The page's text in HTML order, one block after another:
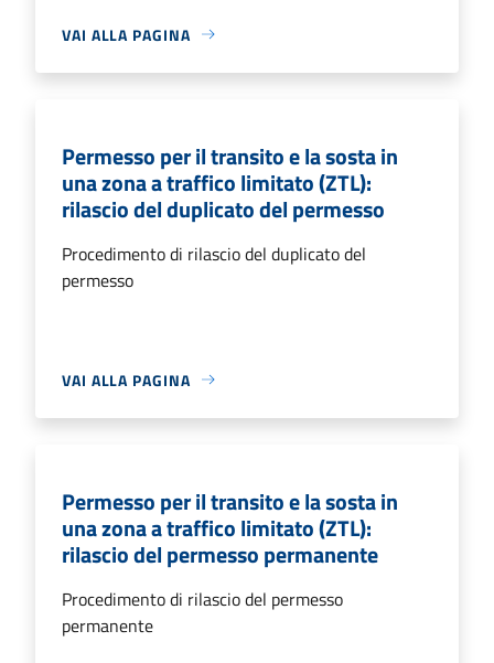
VAI ALLA PAGINA
Permesso per il transito e la sosta in
una zona a traffico limitato (ZTL):
rilascio del duplicato del permesso
Procedimento di rilascio del duplicato del
permesso
VAI ALLA PAGINA
Permesso per il transito e la sosta in
una zona a traffico limitato (ZTL):
rilascio del permesso permanente
Procedimento di rilascio del permesso
permanente